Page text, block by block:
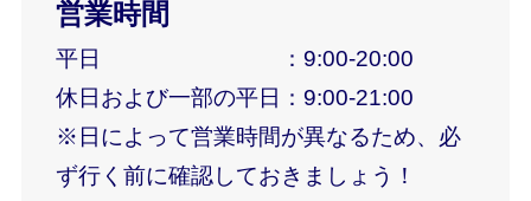
営業時間
平日 ：9:00-20:00
休日および一部の平日：9:00-21:00
※日によって営業時間が異なるため、必
ず行く前に確認しておきましょう！